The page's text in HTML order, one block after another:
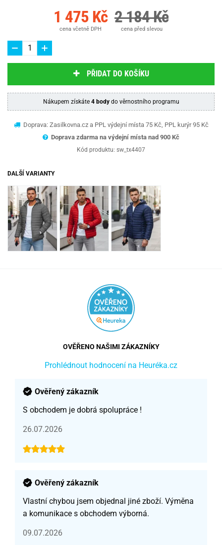
1 475 Kč
cena včetně DPH
2 184 Kč
cena před slevou
PŘIDAT DO KOŠÍKU
Nákupem získáte 4 bodydo věrnostního programu
Doprava: Zasilkovna.cz a PPL výdejní místa 75 Kč, PPL kurýr 95 Kč
Doprava zdarma na výdejní místa nad 900 Kč
Kód produktu: sw_tx4407
DALŠÍ VARIANTY
OVĚŘENO NAŠIMI ZÁKAZNÍKY
Prohlédnout hodnocení na Heuréka.cz
Ověřený zákazník
S obchodem je dobrá spolupráce !
26.07.2026
Ověřený zákazník
Vlastní chybou jsem objednal jiné zboží. Výměna
a komunikace s obchodem výborná.
09.07.2026